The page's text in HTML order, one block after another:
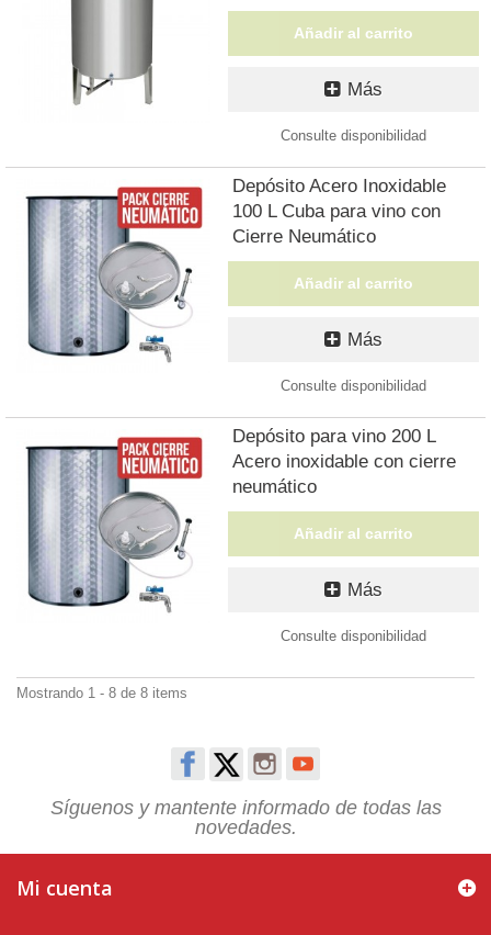
Añadir al carrito
Más
Consulte disponibilidad
Depósito Acero Inoxidable
100 L Cuba para vino con
Cierre Neumático
Añadir al carrito
Más
Consulte disponibilidad
Depósito para vino 200 L
Acero inoxidable con cierre
neumático
Añadir al carrito
Más
Consulte disponibilidad
Mostrando 1 - 8 de 8 items
Síguenos y mantente informado de todas las
novedades.
Mi cuenta